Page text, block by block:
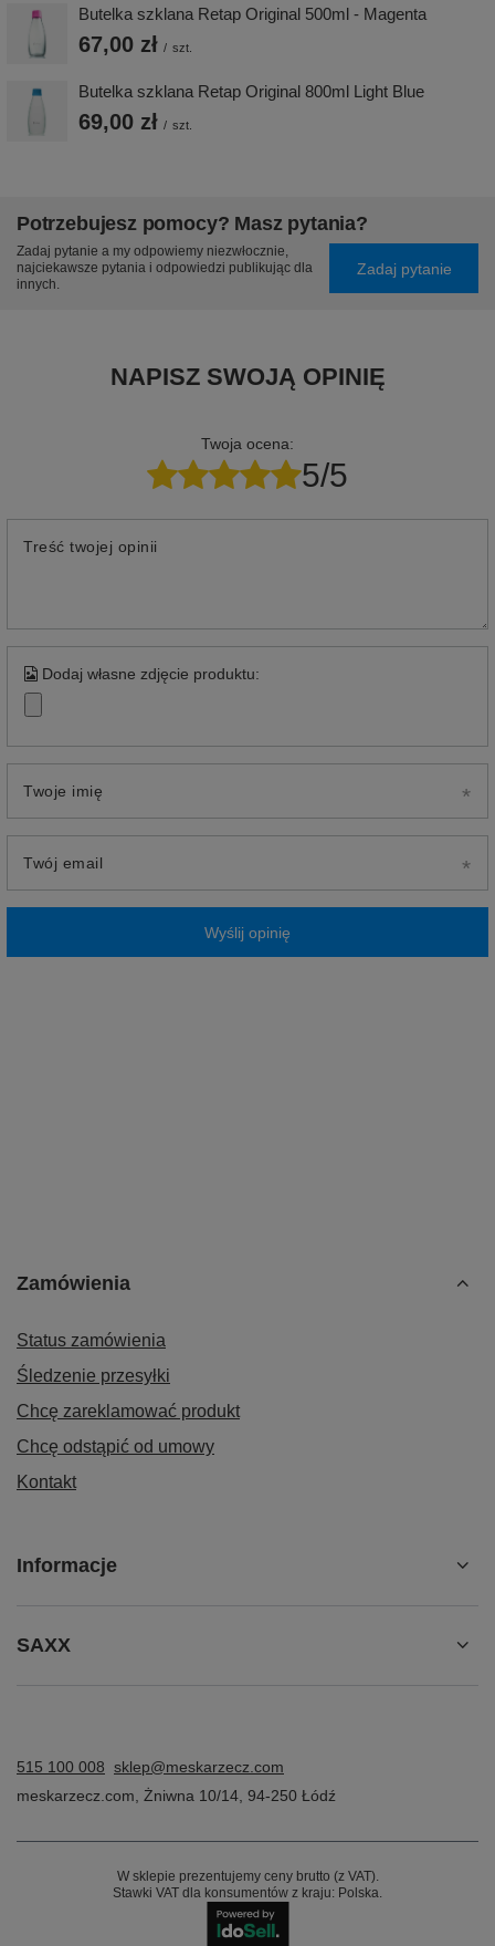
Butelka szklana Retap Original 500ml - Magenta
67,00 zł / szt.
Butelka szklana Retap Original 800ml Light Blue
69,00 zł / szt.
Potrzebujesz pomocy? Masz pytania?
Zadaj pytanie a my odpowiemy niezwłocznie,
najciekawsze pytania i odpowiedzi publikując dla
innych.
Zadaj pytanie
NAPISZ SWOJĄ OPINIĘ
Twoja ocena:
5/5
Treść twojej opinii
Dodaj własne zdjęcie produktu:
Twoje imię
Twój email
Wyślij opinię
Zamówienia
Status zamówienia
Śledzenie przesyłki
Chcę zareklamować produkt
Chcę odstąpić od umowy
Kontakt
Informacje
SAXX
515 100 008 sklep@meskarzecz.com
meskarzecz.com
Żniwna 10/14 94-250 Łódź
W sklepie prezentujemy ceny brutto (z VAT).
Stawki VAT dla konsumentów z kraju: Polska.